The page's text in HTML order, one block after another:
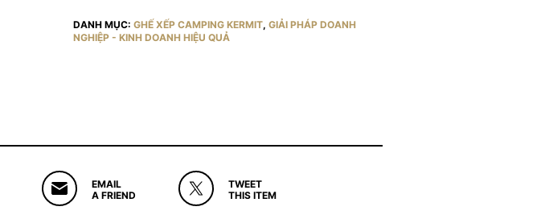
DANH MỤC: GHẾ XẾP CAMPING KERMIT, GIẢI PHÁP DOANH
NGHIỆP - KINH DOANH HIỆU QUẢ
EMAIL
A FRIEND
TWEET
THIS ITEM